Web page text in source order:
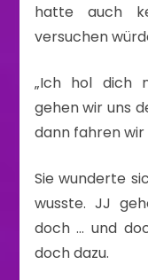
hatte auch
versuchen
„Ich hol dich
gehen wir uns
dann fahren wir
Sie wunderte
wusste. JJ
doch … und
doch dazu.